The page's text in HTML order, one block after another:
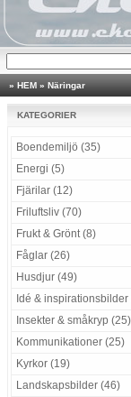
» HEM » Näringar
KATEGORIER
Boendemiljö (35)
Energi (5)
Fjärilar (12)
Friluftsliv (70)
Frukt & Grönt (8)
Fåglar (26)
Husdjur (49)
Idé & inspirationsbilder
Insekter & småkryp (25)
Kommunikationer (25)
Kyrkor (19)
Landskapsbilder (46)